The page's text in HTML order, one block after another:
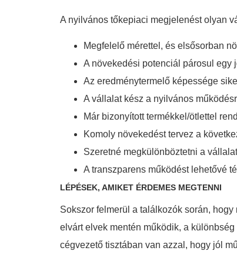
A nyilvános tőkepiaci megjelenést olyan
Megfelelő mérettel, és elsősorban
A növekedési potenciál párosul egy
Az eredménytermelő képessége
A vállalat kész a nyilvános
Már bizonyított termékkel/ötlettel
Komoly növekedést tervez a
Szeretné megkülönböztetni a
A transzparens működést lehetővé
LÉPÉSEK, AMIKET ÉRDEMES MEGTENNI
Sokszor felmerül a találkozók során,
elvárt elvek mentén működik, a
cégvezető tisztában van azzal, hogy jól